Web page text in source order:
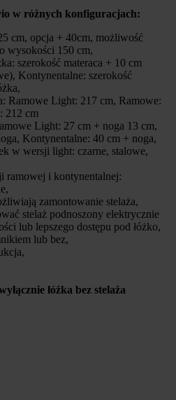
w różnych konfiguracjach:
cm, opcja + 40cm, możliwość
wysokości 150 cm,
szerokość materaca + 10 cm
Kontynentalne: szerokość
Ramowe Light: 217 cm, Ramowe:
212 cm
Light: 27 cm + noga 13 cm,
Kontynentalne: 40 cm + noga,
w wersji light: czarne, stalowe,
ramowej i kontynentalnej:
zamontowanie stelaża,
stelaż podnoszony elektrycznie
lub lepszego dostępu pod łóżko,
lub bez,
łóżka bez stelaża